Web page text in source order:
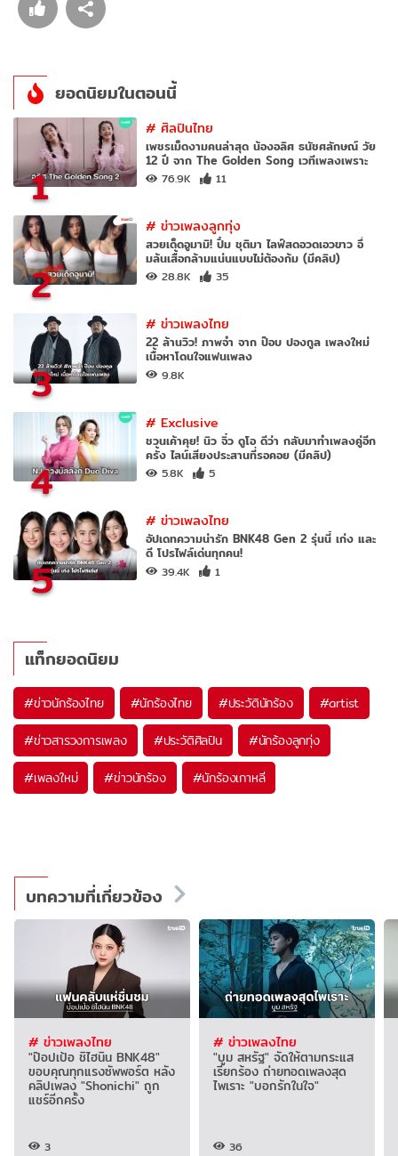
ยอดนิยมในตอนนี้
1
#ศิลปินไทย
เพชรเม็ดงามคนล่าสุด น้องอลิศ ธนัชศลักษณ์ วัย
12 ปี จาก The Golden Song เวทีเพลงเพราะ
76.9K 11
2
#ข่าวเพลงลูกทุ่ง
สวยเด็ดอูมามิ! ปิ๋ม ชุติมา ไลฟ์สดอวดเอวขาว อึ๋
มล้นเสื้อกล้ามแน่นแบบไม่ต้องก้ม (มีคลิป)
28.8K 35
3
#ข่าวเพลงไทย
22 ล้านวิว! ภาพจำ จาก ป๊อบ ปองกูล เพลงใหม่
เนื้อหาโดนใจแฟนเพลง
9.8K
4
#Exclusive
ชวนเค้าคุย! นิว จิ๋ว ดูโอ ดีว่า กลับมาทำเพลงคู่อีก
ครั้ง ไลน์เสียงประสานที่รอคอย (มีคลิป)
5.8K 5
5
#ข่าวเพลงไทย
อัปเดทความน่ารัก BNK48 Gen 2 รุ่นนี้ เก่ง และ
ดี โปรไฟล์เด่นทุกคน!
39.4K 1
แท็กยอดนิยม
#ข่าวนักร้องไทย #นักร้องไทย #ประวัตินักร้อง #artist
#ข่าวสารวงการเพลง #ประวัติศิลปิน #นักร้องลูกทุ่ง
#เพลงใหม่ #ข่าวนักร้อง #นักร้องเกาหลี
บทความที่เกี่ยวข้อง
# ข่าวเพลงไทย
"ป๊อปเป้อ ชิไฮนิน BNK48"
ขอบคุณทุกแรงซัพพอร์ต หลัง
คลิปเพลง "Shonichi" ถูก
แชร์อีกครั้ง
3
# ข่าวเพลงไทย
"บูม สหรัฐ" จัดให้ตามกระแส
เรียกร้อง ถ่ายทอดเพลงสุด
ไพเราะ "บอกรักในใจ"
36